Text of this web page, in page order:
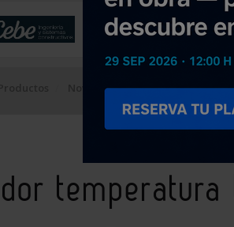
Novedades Registrador
temperatura